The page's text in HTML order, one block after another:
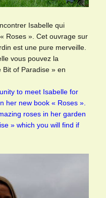
Isabelle qui
Roses ». Cet ouvrage sur
est une pure merveille.
vous pouvez la
Bit of Paradise » en
to meet Isabelle for
her new book « Roses ».
roses in her garden
» which you will find if